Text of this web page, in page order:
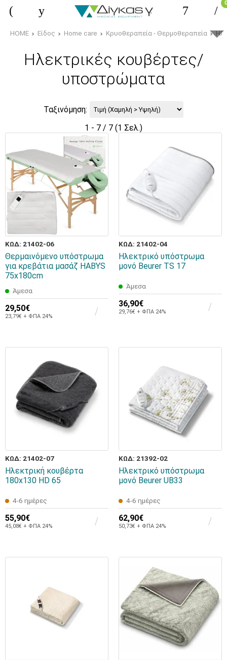
0
HOME Είδος Home care Κρυοθεραπεία - Θερμοθεραπεία
Ηλεκτρικές κουβέρτες/
υποστρώματα
Ταξινόμηση:
1 - 7 / 7 (1 Σελ.)
ΚΩΔ: 21402-06
Θερμαινόμενο υπόστρωμα
για κρεβάτια μασάζ HABYS
75x180cm
Άμεσα
29,50€
23,79€ + ΦΠΑ 24%
ΚΩΔ: 21402-04
Ηλεκτρικό υπόστρωμα
μονό Beurer TS 17
Άμεσα
36,90€
29,76€ + ΦΠΑ 24%
ΚΩΔ: 21402-07
Ηλεκτρική κουβέρτα
180x130 HD 65
4-6 ημέρες
55,90€
45,08€ + ΦΠΑ 24%
ΚΩΔ: 21392-02
Ηλεκτρικό υπόστρωμα
μονό Beurer UB33
4-6 ημέρες
62,90€
50,73€ + ΦΠΑ 24%